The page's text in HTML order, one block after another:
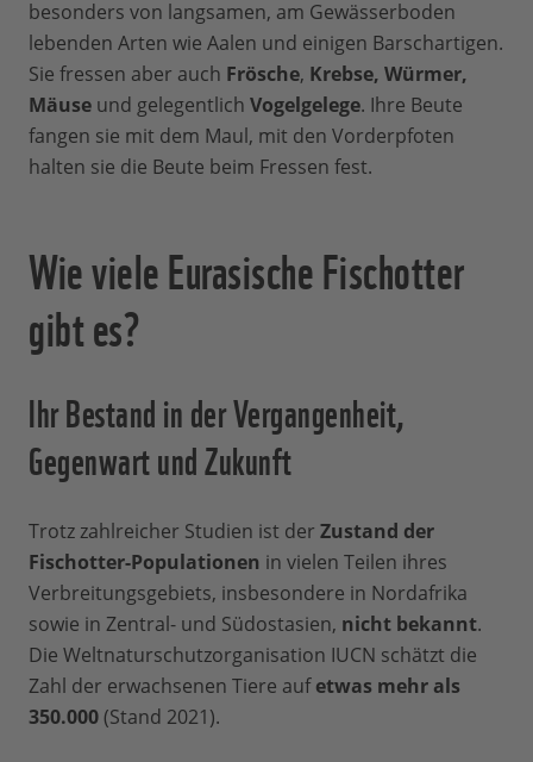
besonders von langsamen, am Gewässerboden
lebenden Arten wie Aalen und einigen Barschartigen.
Sie fressen aber auch Frösche, Krebse, Würmer,
Mäuse und gelegentlich Vogelgelege. Ihre Beute
fangen sie mit dem Maul, mit den Vorderpfoten
halten sie die Beute beim Fressen fest.
Wie viele Eurasische Fischotter
gibt es?
Ihr Bestand in der Vergangenheit,
Gegenwart und Zukunft
Trotz zahlreicher Studien ist der Zustand der
Fischotter-Populationen in vielen Teilen ihres
Verbreitungsgebiets, insbesondere in Nordafrika
sowie in Zentral- und Südostasien, nicht bekannt.
Die Weltnaturschutzorganisation IUCN schätzt die
Zahl der erwachsenen Tiere aufetwas mehr als
350.000(Stand 2021).